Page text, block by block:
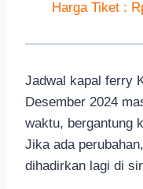
Harga Tiket :
Jadwal kapal ferry
Desember 2024
waktu, bergantung
Jika ada
dihadirkan lagi di